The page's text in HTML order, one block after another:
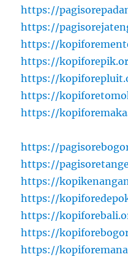
https://
https://
https://
https://
https://
https://
https://
https://
https://
https://
https://
https://
https://
https://